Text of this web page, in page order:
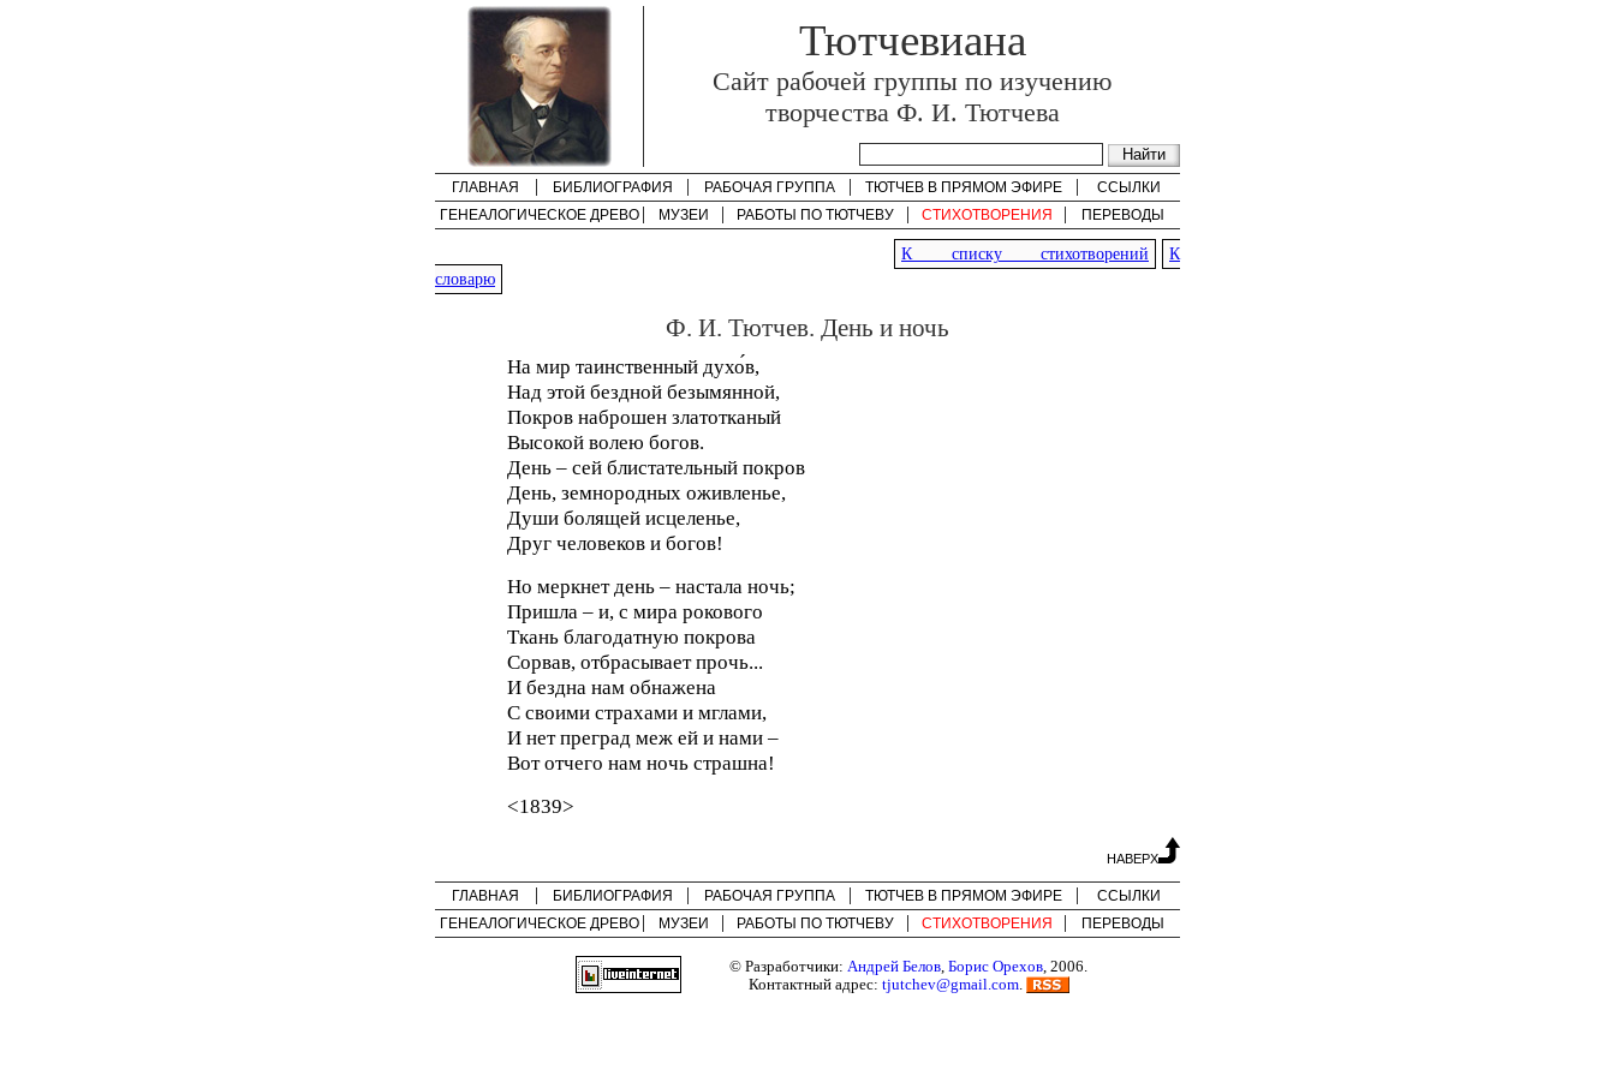
Тютчевиана
Cайт рабочей группы по изучению
творчества Ф. И. Тютчева
ГЛАВНАЯ БИБЛИОГРАФИЯ РАБОЧАЯ ГРУППА ТЮТЧЕВ В ПРЯМОМ ЭФИРЕ
ССЫЛКИ
ГЕНЕАЛОГИЧЕСКОЕ ДРЕВО
МУЗЕИ РАБОТЫ ПО ТЮТЧЕВУ СТИХОТВОРЕНИЯ ПЕРЕВОДЫ
К списку стихотворений
К
словарю
Ф. И. Тютчев. День и ночь
На мир таинственный духо́в,
Над этой бездной безымянной,
Покров наброшен златотканый
Высокой волею богов.
День – сей блистательный покров
День, земнородных оживленье,
Души болящей исцеленье,
Друг человеков и богов!
Но меркнет день – настала ночь;
Пришла – и, с мира рокового
Ткань благодатную покрова
Сорвав, отбрасывает прочь...
И бездна нам обнажена
С своими страхами и мглами,
И нет преград меж ей и нами –
Вот отчего нам ночь страшна!
<1839>
НАВЕРХ
ГЛАВНАЯ БИБЛИОГРАФИЯ РАБОЧАЯ ГРУППА ТЮТЧЕВ В ПРЯМОМ ЭФИРЕ
ССЫЛКИ
ГЕНЕАЛОГИЧЕСКОЕ ДРЕВО
МУЗЕИ РАБОТЫ ПО ТЮТЧЕВУ СТИХОТВОРЕНИЯ ПЕРЕВОДЫ
© Разработчики: Андрей Белов, Борис Орехов, 2006.
Контактный адрес: tjutchev@gmail.com.